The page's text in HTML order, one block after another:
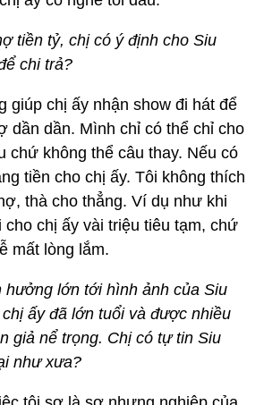
tiền tỷ, chị có ý định cho Siu
chi trả?
giúp chị ấy nhận show đi hát để
dần dần. Mình chỉ có thể chỉ cho
chứ không thể câu thay. Nếu có
tiền cho chị ấy. Tôi không thích
thà cho thẳng. Ví dụ như khi
cho chị ấy vài triệu tiêu tạm, chứ
mất lòng lắm.
hưởng lớn tới hình ảnh của Siu
ấy đã lớn tuổi và được nhiều
giả nể trọng. Chị có tự tin Siu
như xưa?